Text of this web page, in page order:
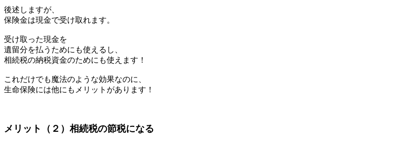
後述しますが、
保険金は現金で受け取れます。
受け取った現金を
遺留分を払うためにも使えるし、
相続税の納税資金のためにも使えます！
これだけでも魔法のような効果なのに、
生命保険には他にもメリットがあります！
メリット（２）相続税の節税になる